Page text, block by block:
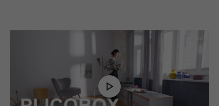
Play